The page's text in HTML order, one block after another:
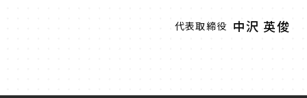
代表取締役 中沢 英俊